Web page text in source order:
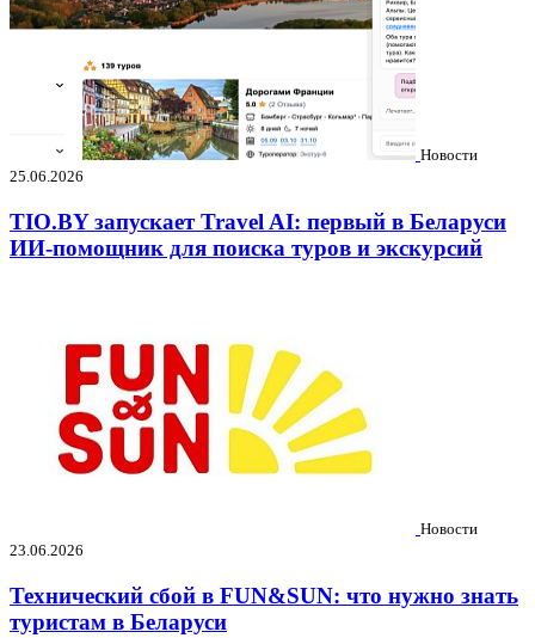
Новости
25.06.2026
TIO.BY запускает Travel AI: первый в Беларуси
ИИ-помощник для поиска туров и экскурсий
Новости
23.06.2026
Технический сбой в FUN&SUN: что нужно знать
туристам в Беларуси